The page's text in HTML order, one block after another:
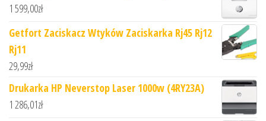
1 599,00zł
Getfort Zaciskacz Wtyków Zaciskarka Rj45 Rj12
Rj11
29,99zł
Drukarka HP Neverstop Laser 1000w (4RY23A)
1 286,01zł